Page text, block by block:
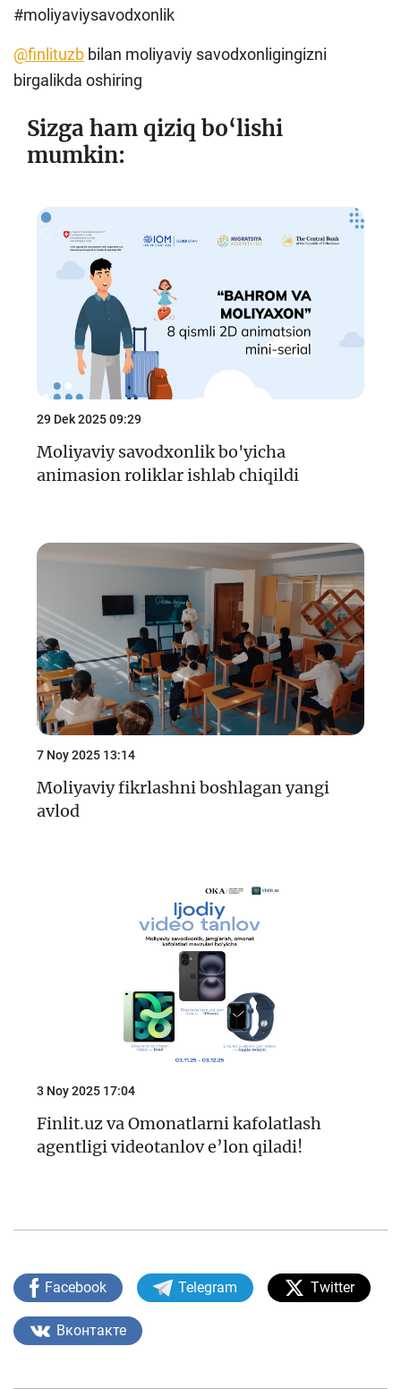
#moliyaviysavodxonlik
@finlituzb bilan moliyaviy savodxonligingizni
birgalikda oshiring
Sizga ham qiziq bo‘lishi
mumkin:
29 Dek 2025 09:29
Moliyaviy savodxonlik bo'yicha
animasion roliklar ishlab chiqildi
7 Noy 2025 13:14
Moliyaviy fikrlashni boshlagan yangi
avlod
3 Noy 2025 17:04
Finlit.uz va Omonatlarni kafolatlash
agentligi videotanlov e’lon qiladi!
Facebook Telegram Twitter
Вконтакте